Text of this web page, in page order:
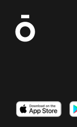
Imagen
Imagen